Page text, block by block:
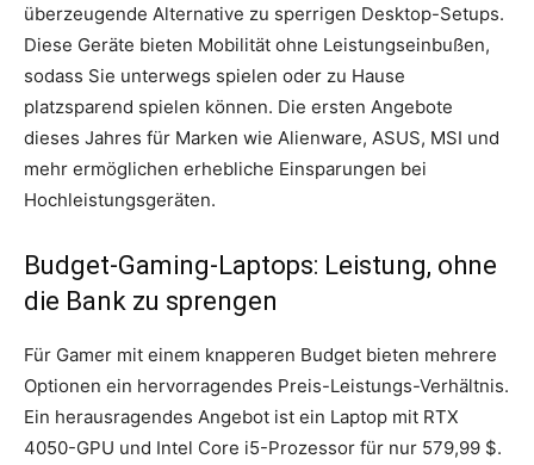
überzeugende Alternative zu sperrigen Desktop-Setups.
Diese Geräte bieten Mobilität ohne Leistungseinbußen,
sodass Sie unterwegs spielen oder zu Hause
platzsparend spielen können. Die ersten Angebote
dieses Jahres für Marken wie Alienware, ASUS, MSI und
mehr ermöglichen erhebliche Einsparungen bei
Hochleistungsgeräten.
Budget-Gaming-Laptops: Leistung, ohne
die Bank zu sprengen
Für Gamer mit einem knapperen Budget bieten mehrere
Optionen ein hervorragendes Preis-Leistungs-Verhältnis.
Ein herausragendes Angebot ist ein Laptop mit RTX
4050-GPU und Intel Core i5-Prozessor für nur 579,99 $.